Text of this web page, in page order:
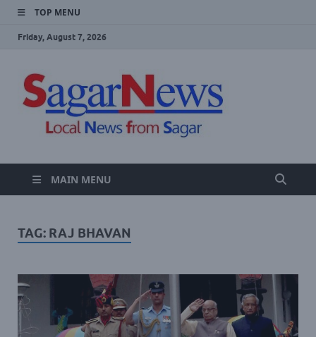
TOP MENU
Friday, August 7, 2026
MAIN MENU
TAG: RAJ BHAVAN